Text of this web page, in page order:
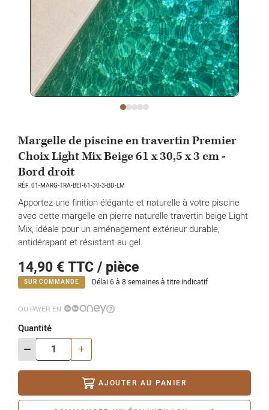
Margelle de piscine en travertin Premier
Choix Light Mix Beige 61 x 30,5 x 3 cm -
Bord droit
RÉF. 01-MARG-TRA-BEI-61-30-3-BD-LM
Apportez une finition élégante et naturelle à votre piscine
avec cette margelle en pierre naturelle travertin beige Light
Mix, idéale pour un aménagement extérieur durable,
antidérapant et résistant au gel.
14,90 €TTC / pièce
SUR COMMANDE Délai 6 à 8 semaines à titre indicatif
OU PAYER EN
Quantité
- +
AJOUTER AU PANIER